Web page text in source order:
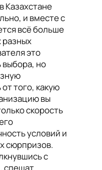
Казахстане
и вместе с
всё больше
это
выбора, но
того, какую
вы
скорость
условий и
сюрпризов.
с